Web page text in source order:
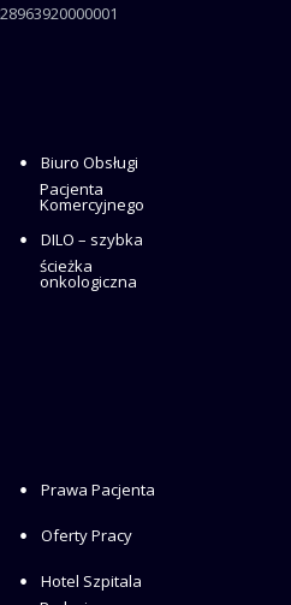
Biuro Obsługi
Pacjenta
Komercyjnego
DILO – szybka
ścieżka
onkologiczna
Prawa Pacjenta
Oferty Pracy
Hotel Szpitala